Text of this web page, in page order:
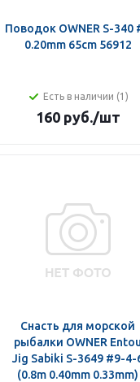
Поводок OWNER S-340
0.20mm 65cm 56912
Есть в наличии (1)
160 руб./шт
Снасть для морской
рыбалки OWNER Entou
Jig Sabiki S-3649 #9-4-
(0.8m 0.40mm 0.33mm)